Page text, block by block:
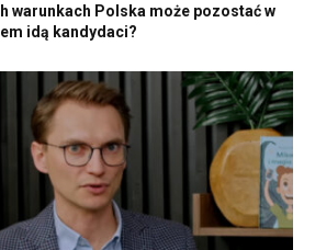
warunkach Polska może pozostać w
idą kandydaci?